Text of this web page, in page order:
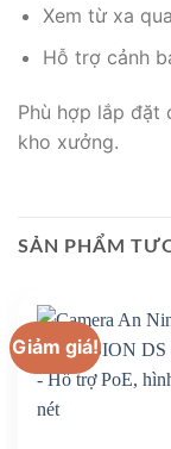
Xem từ xa
Hỗ trợ cảnh
Phù hợp lắp đặt
kho xưởng.
SẢN PHẨM
Giảm giá!